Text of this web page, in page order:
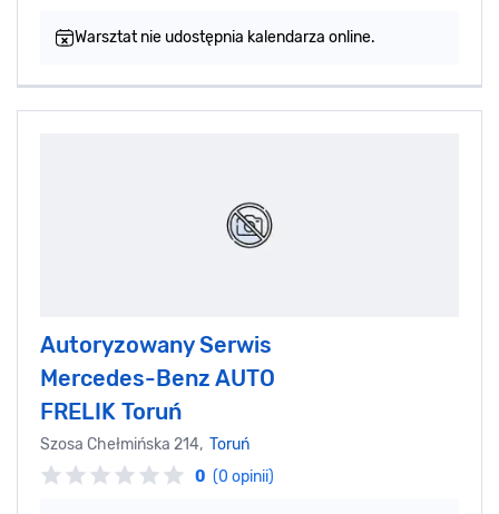
Warsztat nie udostępnia kalendarza online.
Autoryzowany Serwis
Mercedes-Benz AUTO
FRELIK Toruń
Szosa Chełmińska 214, Toruń
0 (0 opinii)